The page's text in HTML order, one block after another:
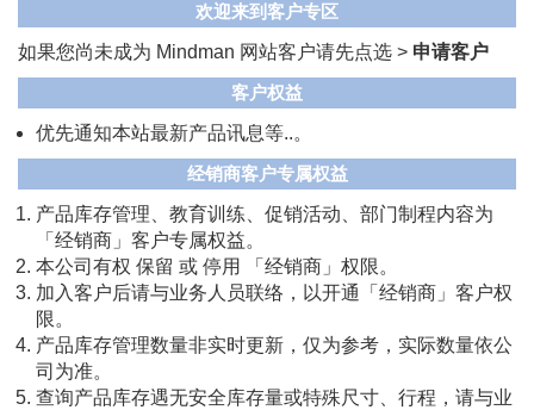
欢迎来到客户专区
如果您尚未成为 Mindman 网站客户请先点选 > 申请客户
客户权益
优先通知本站最新产品讯息等..。
经销商客户专属权益
产品库存管理、教育训练、促销活动、部门制程内容为
「经销商」客户专属权益。
本公司有权 保留 或 停用 「经销商」权限。
加入客户后请与业务人员联络，以开通「经销商」客户权
限。
产品库存管理数量非实时更新，仅为参考，实际数量依公
司为准。
查询产品库存遇无安全库存量或特殊尺寸、行程，请与业